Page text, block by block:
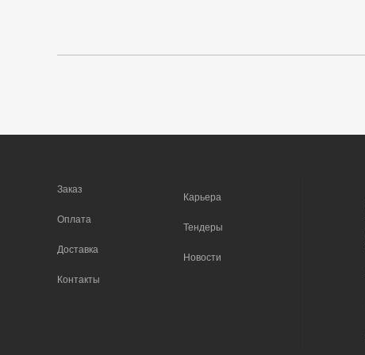
Заказ
Оплата
Доставка
Контакты
Карьера
Тендеры
Новости